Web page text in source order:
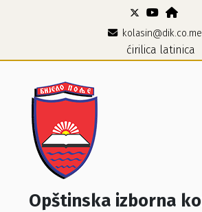
kolasin@dik.co.me
ćirilica latinica
Opštinska izborna